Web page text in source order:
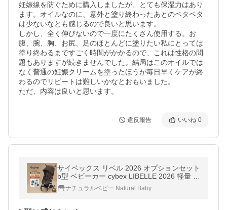
妊娠線を防ぐために購入しましたが、とても保湿力はあり
ます。オイルなのに、意外と塗り終わったあとのベタベタ
は少ないなとも感じるので良いと思います。
しかし、全く伸びないので一度にたくさん使用する。お
腹、腕、胸、お尻、足のほとんどに塗りたい私にとっては
塗り終わるまですごく時間がかかるので、これは性格の問
題もありますが続きませんでした。結局はこのオイルでは
なく普通の妊娠クリームを塗ったほうが毎日早くケアが終
わるのでリピートは難しいかなとおもいました。
ただ、内容は良いと思います。
違反報告 いいね 0
サイベックス リベル 2026 オプションセット
b型 ベビーカー cybex LIBELLE 2026 軽量 コ
ンパクト セカンドベビーカー 正規品
ナチュラルベビー Natural Baby